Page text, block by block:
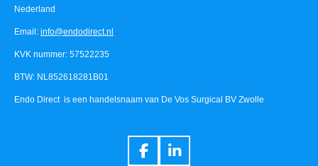
Nederland
Email: info@endodirect.nl
KVK nummer: 57522235
BTW: NL852618281B01
Endo Direct is een handelsnaam van De Vos Surgical BV Zwolle
F
L